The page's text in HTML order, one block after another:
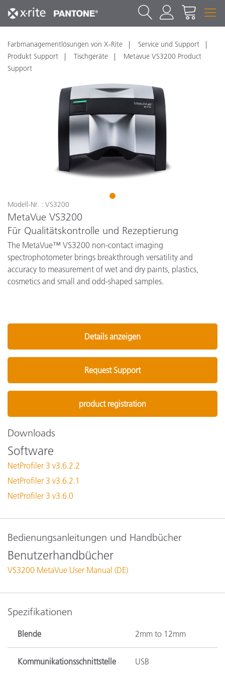
Farbmanagementlösungen von X-Rite
Service und Support
Produkt Support
Tischgeräte
Metavue VS3200 Product
Support
1
Modell-Nr. : VS3200
MetaVue VS3200
Für Qualitätskontrolle und Rezeptierung
The MetaVue™ VS3200 non-contact imaging
spectrophotometer brings breakthrough versatility and
accuracy to measurement of wet and dry paints, plastics,
cosmetics and small and odd-shaped samples.
Details anzeigen
Request Support
product registration
Downloads
Software
NetProfiler 3 v3.6.2.2
NetProfiler 3 v3.6.2.1
NetProfiler 3 v3.6.0
Bedienungsanleitungen und Handbücher
Benutzerhandbücher
VS3200 MetaVue User Manual (DE)
Spezifikationen
Blende 2mm to 12mm
Kommunikationsschnittstelle USB